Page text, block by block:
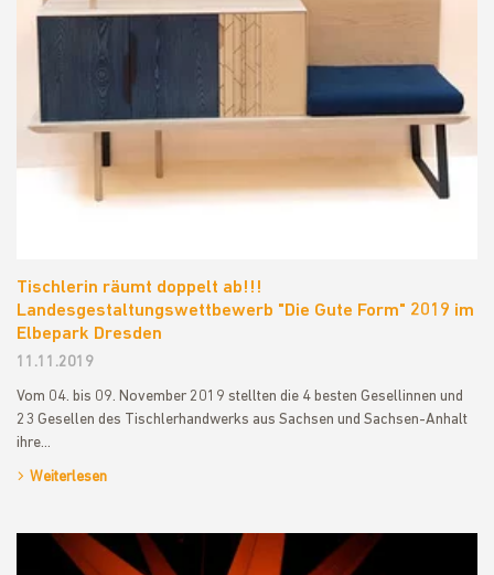
Tischlerin räumt doppelt ab!!!
Landesgestaltungswettbewerb "Die Gute Form" 2019 im
Elbepark Dresden
11.11.2019
Vom 04. bis 09. November 2019 stellten die 4 besten Gesellinnen und
23 Gesellen des Tischlerhandwerks aus Sachsen und Sachsen-Anhalt
ihre…
Weiterlesen